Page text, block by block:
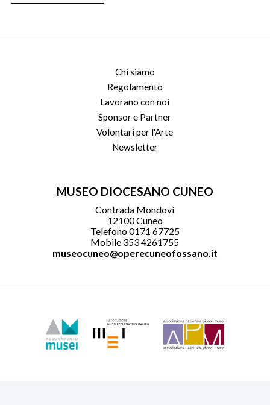
Chi siamo
Regolamento
Lavorano con noi
Sponsor e Partner
Volontari per l'Arte
Newsletter
MUSEO DIOCESANO CUNEO
Contrada Mondovì
12100 Cuneo
Telefono 0171 67725
Mobile 353 4261755
museocuneo@operecuneofossano.it